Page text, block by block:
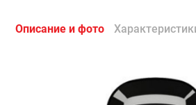
Описание и фото